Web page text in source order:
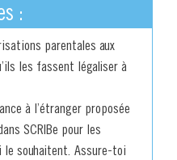
:
parentales aux
les fassent légaliser à
à l’étranger proposée
SCRIBe pour les
souhaitent. Assure-toi